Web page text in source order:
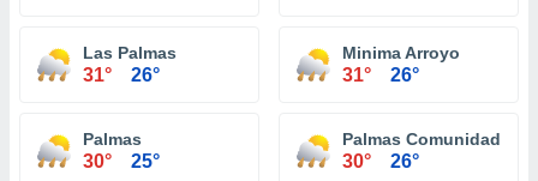
Las Palmas
31° 26°
Minima Arroyo
31° 26°
Palmas
30° 25°
Palmas Comunidad
30° 26°